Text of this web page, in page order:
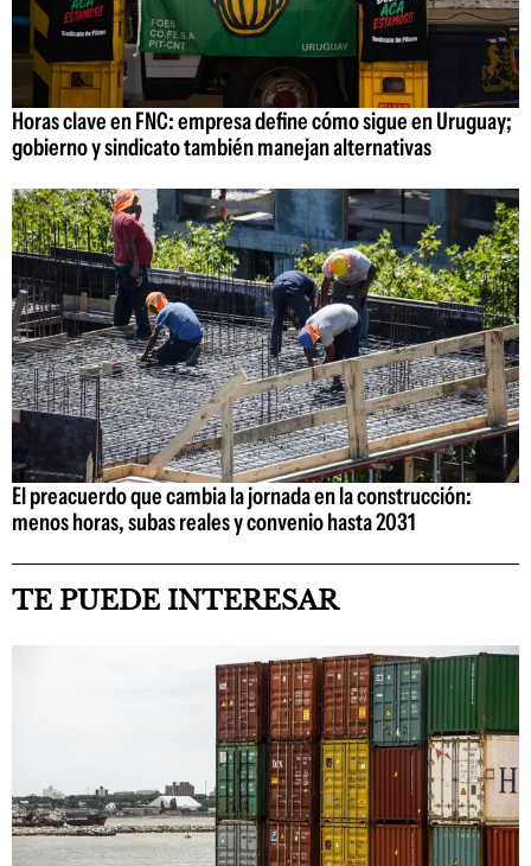
Horas clave en FNC: empresa define cómo sigue en Uruguay;
gobierno y sindicato también manejan alternativas
El preacuerdo que cambia la jornada en la construcción:
menos horas, subas reales y convenio hasta 2031
TE PUEDE INTERESAR